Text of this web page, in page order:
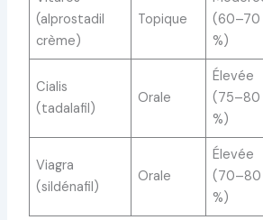
(alprostadil
crème)
Topique
(60–70
%)
Cialis
(tadalafil)
Orale
Élevée
(75–80
%)
Viagra
(sildénafil)
Orale
Élevée
(70–80
%)